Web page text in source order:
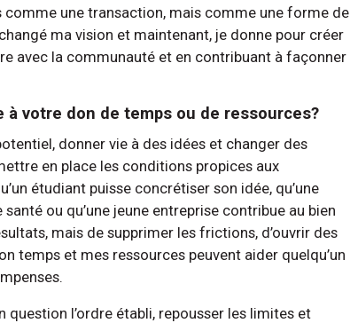
comme une transaction, mais comme une forme de
ma vision et maintenant, je donne pour créer
avec la communauté et en contribuant à façonner
à votre don de temps ou de ressources?
donner vie à des idées et changer des
en place les conditions propices aux
étudiant puisse concrétiser son idée, qu’une
ou qu’une jeune entreprise contribue au bien
mais de supprimer les frictions, d’ouvrir des
temps et mes ressources peuvent aider quelqu’un
question l’ordre établi, repousser les limites et